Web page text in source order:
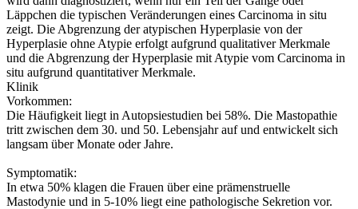
Läppchen die typischen Veränderungen eines Carcinoma in situ
zeigt. Die Abgrenzung der atypischen Hyperplasie von der
Hyperplasie ohne Atypie erfolgt aufgrund qualitativer Merkmale
und die Abgrenzung der Hyperplasie mit Atypie vom Carcinoma in
situ aufgrund quantitativer Merkmale.
Klinik
Vorkommen:
Die Häufigkeit liegt in Autopsiestudien bei 58%. Die Mastopathie
tritt zwischen dem 30. und 50. Lebensjahr auf und entwickelt sich
langsam über Monate oder Jahre.
Symptomatik:
In etwa 50% klagen die Frauen über eine prämenstruelle
Mastodynie und in 5-10% liegt eine pathologische Sekretion vor.